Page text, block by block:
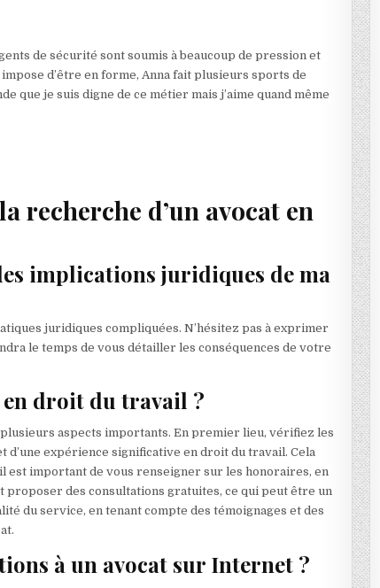
de sécurité sont soumis à beaucoup de pression et
d’être en forme, Anna fait plusieurs sports de
que je suis digne de ce métier mais j’aime quand même
recherche d’un avocat en
implications juridiques de ma
juridiques compliquées. N’hésitez pas à exprimer
le temps de vous détailler les conséquences de votre
en droit du travail ?
aspects importants. En premier lieu, vérifiez les
d’une expérience significative en droit du travail. Cela
est important de vous renseigner sur les honoraires, en
des consultations gratuites, ce qui peut être un
du service, en tenant compte des témoignages et des
à un avocat sur Internet ?